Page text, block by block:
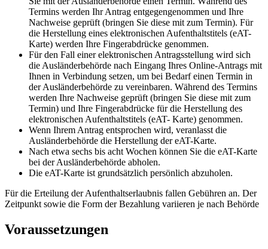
Termins werden Ihr Antrag entgegengenommen und Ihre
Nachweise geprüft (bringen Sie diese mit zum Termin). Für
die Herstellung eines elektronischen Aufenthaltstitels (eAT-
Karte) werden Ihre Fingerabdrücke genommen.
Für den Fall einer elektronischen Antragsstellung wird sich
die Ausländerbehörde nach Eingang Ihres Online-Antrags mit
Ihnen in Verbindung setzen, um bei Bedarf einen Termin in
der Ausländerbehörde zu vereinbaren. Während des Termins
werden Ihre Nachweise geprüft (bringen Sie diese mit zum
Termin) und Ihre Fingerabdrücke für die Herstellung des
elektronischen Aufenthaltstitels (eAT- Karte) genommen.
Wenn Ihrem Antrag entsprochen wird, veranlasst die
Ausländerbehörde die Herstellung der eAT-Karte.
Nach etwa sechs bis acht Wochen können Sie die eAT-Karte
bei der Ausländerbehörde abholen.
Die eAT-Karte ist grundsätzlich persönlich abzuholen.
Für die Erteilung der Aufenthaltserlaubnis fallen Gebühren an. Der
Zeitpunkt sowie die Form der Bezahlung variieren je nach Behörde
Voraussetzungen